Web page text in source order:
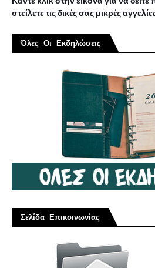
στείλετε τις δικές σας μικρές
Όλες Οι Εκδηλώσεις
Σελίδα Επικοινωνίας